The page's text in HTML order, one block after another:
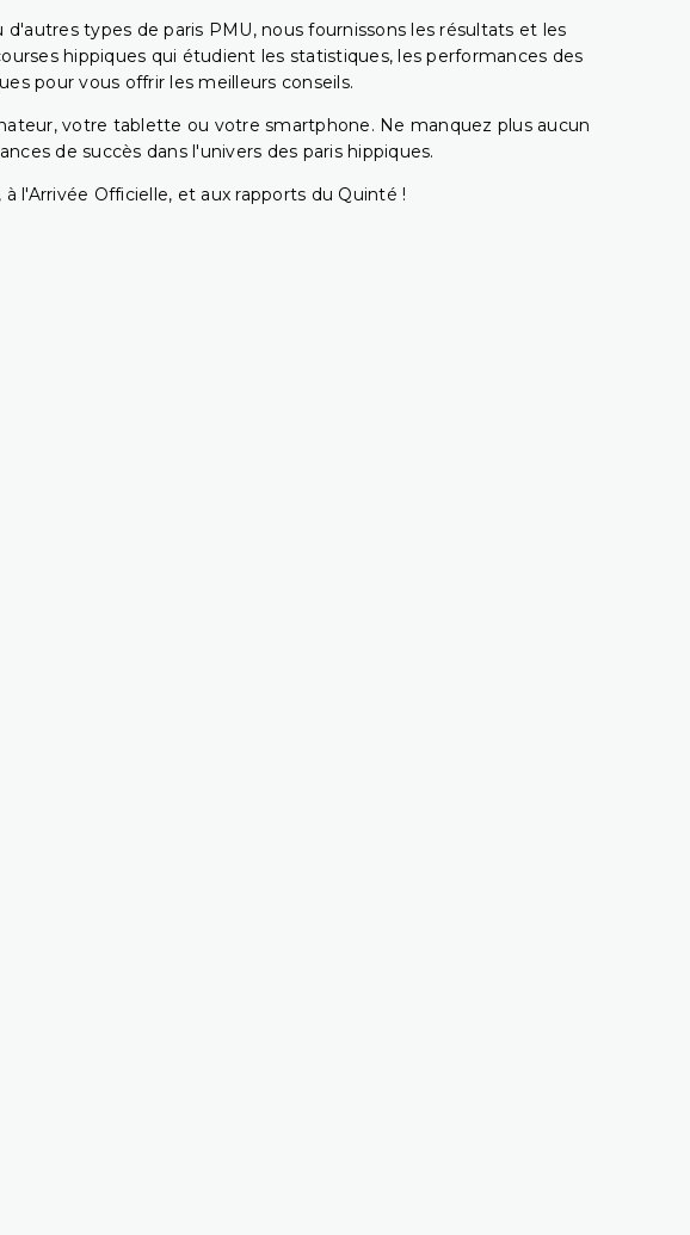
types de paris PMU, nous fournissons les résultats et les
hippiques qui étudient les statistiques, les performances des
pour vous offrir les meilleurs conseils.
votre tablette ou votre smartphone. Ne manquez plus aucun
de succès dans l'univers des paris hippiques.
l'Arrivée Officielle, et aux rapports du Quinté !